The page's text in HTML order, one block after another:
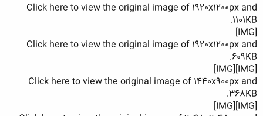
Click here to view the original image of 1920x1200px and
1101KB.
[IMG]
Click here to view the original image of 1920x1200px and
609KB.
[IMG][IMG]
Click here to view the original image of 1440x900px and
368KB.
[IMG][IMG]